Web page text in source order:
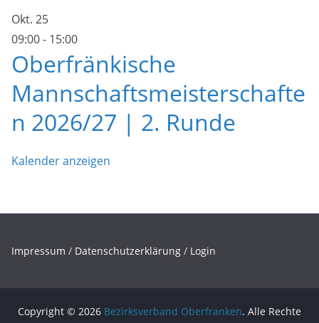
Okt. 25
09:00- 15:00
Oberfränkische
Mannschaftsmeisterschafte
n 2026/27 | 2. Runde
Kalender anzeigen
Impressum / Datenschutzerklärung / Login
Copyright © 2026 Bezirksverband Oberfranken. Alle Rechte